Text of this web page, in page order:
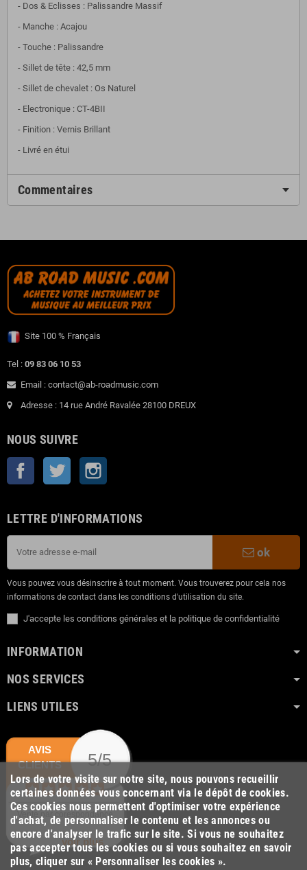
- Dos & Eclisses : Palissandre Massif
- Manche : Acajou
- Touche : Palissandre
- Sillet de tête : 42,5 mm
- Sillet de chevalet : Os Naturel
- Electronique : CT-4BII
- Finition : Vernis Brillant
- Livré en étui
Commentaires
Site 100 % Français
Tel : 09 83 06 10 53
Email : contact@ab-roadmusic.com
Adresse : 14 rue André Ravalée 28100 DREUX
NOUS SUIVRE
Facebook Twitter
LETTRE D'INFORMATIONS
ok
Vous pouvez vous désinscrire à tout moment. Vous trouverez pour cela nos
informations de contact dans les conditions d'utilisation du site.
J'accepte les conditions générales et la politique de confidentialité
INFORMATION
NOS SERVICES
LIENS UTILES
Lors de votre visite sur notre site, nous pouvons recueillir
certaines données vous concernant via le dépôt de cookies.
Ces cookies nous permettent d'optimiser votre expérience
d'achat, de personnaliser le contenu et les annonces ou
encore d'analyser le trafic sur le site. Si vous ne souhaitez
pas accepter tous les cookies ou si vous souhaitez en savoir
plus, cliquer sur « Personnaliser les cookies ».
AVIS
CLIENTS
5/5
Vente par corespondance
voir plus